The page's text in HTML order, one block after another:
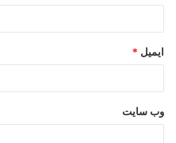
ایمیل *
وب‌ سایت